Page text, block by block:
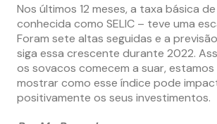
Nos últimos 12 meses, a taxa básica
conhecida como SELIC – teve uma
Foram sete altas seguidas e a
siga essa crescente durante 2022.
os sovacos comecem a suar,
mostrar como esse índice pode
positivamente os seus investimentos.